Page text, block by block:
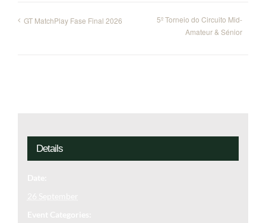
GT MatchPlay Fase Final 2026
5º Torneio do Circuito Mid-
Amateur & Sénior
Details